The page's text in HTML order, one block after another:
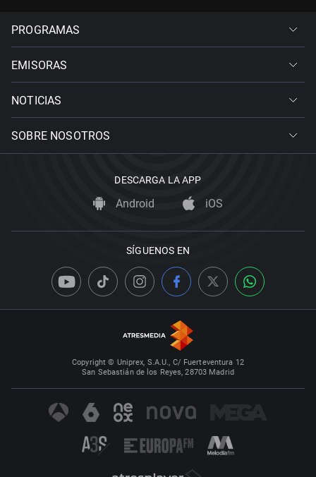
PROGRAMAS
EMISORAS
NOTICIAS
SOBRE NOSOTROS
DESCARGA LA APP
Android iOS
SÍGUENOS EN
Copyright © Uniprex, S.A.U., C/ Fuerteventura 12
San Sebastián de los Reyes, 28703 Madrid